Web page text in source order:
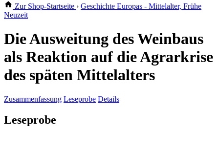
Zur Shop-Startseite › Geschichte Europas - Mittelalter, Frühe
Neuzeit
Die Ausweitung des Weinbaus
als Reaktion auf die Agrarkrise
des späten Mittelalters
Zusammenfassung Leseprobe Details
Leseprobe